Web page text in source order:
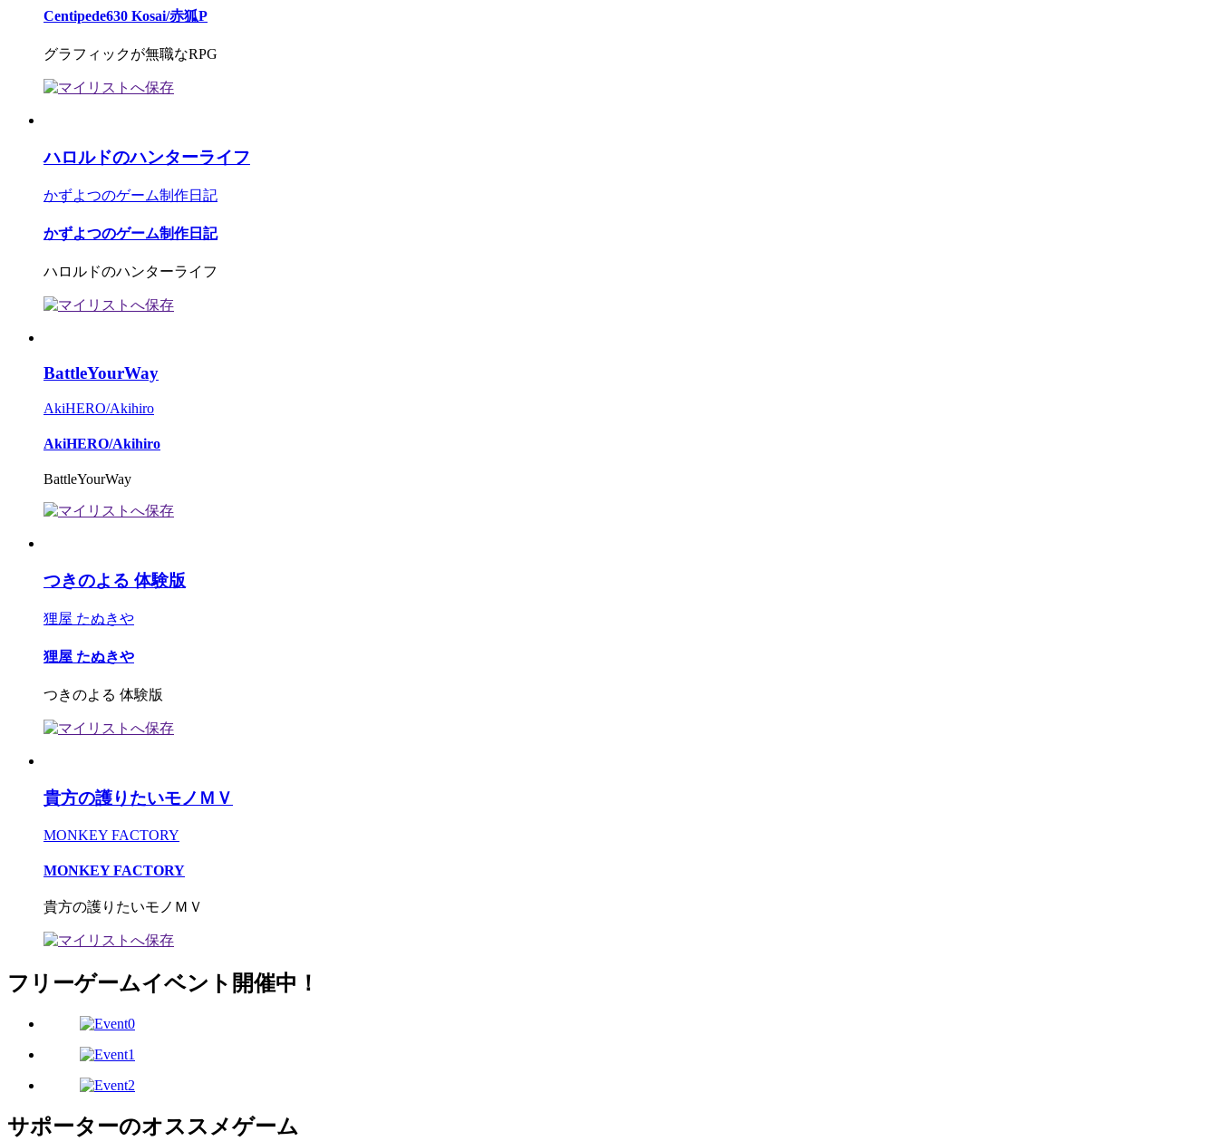
Centipede630 Kosai/赤狐P
グラフィックが無職なRPG
ハロルドのハンターライフ
かずよつのゲーム制作日記
かずよつのゲーム制作日記
ハロルドのハンターライフ
BattleYourWay
AkiHERO/Akihiro
AkiHERO/Akihiro
BattleYourWay
つきのよる 体験版
狸屋 たぬきや
狸屋 たぬきや
つきのよる 体験版
貴方の護りたいモノＭＶ
MONKEY FACTORY
MONKEY FACTORY
貴方の護りたいモノＭＶ
フリーゲームイベント開催中！
サポーターのオススメゲーム